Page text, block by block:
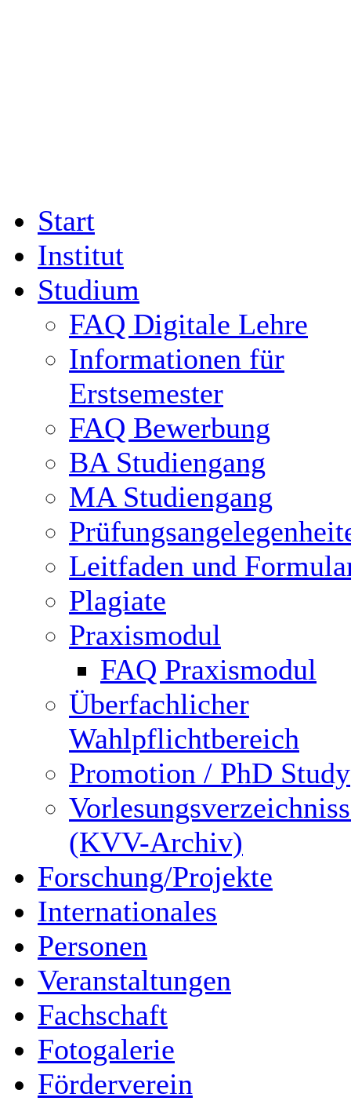
Start
Institut
Studium
FAQ Digitale Lehre
Informationen für
Erstsemester
FAQ Bewerbung
BA Studiengang
MA Studiengang
Leitfaden und
Plagiate
Praxismodul
FAQ Praxismodul
Überfachlicher
Wahlpflichtbereich
Promotion / PhD Study
(KVV-Archiv)
Forschung/Projekte
Internationales
Personen
Veranstaltungen
Fachschaft
Fotogalerie
Förderverein